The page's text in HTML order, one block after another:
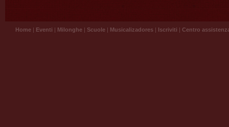
Home | Eventi | Milonghe | Scuole | Musicalizadores | Iscriviti | Centro